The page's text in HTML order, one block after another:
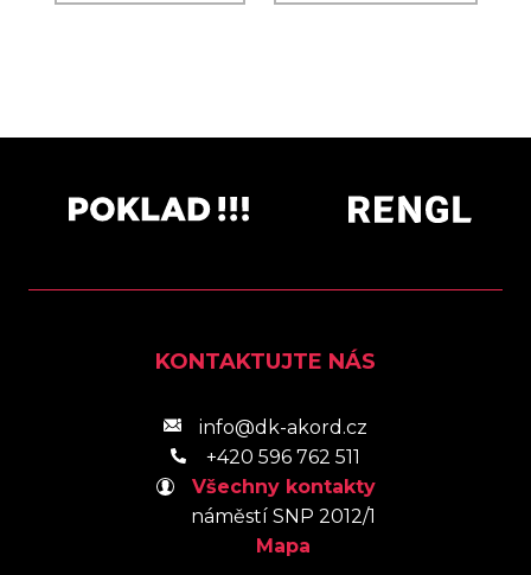
KONTAKTUJTE NÁS
info@dk-akord.cz
+420 596 762 511
Všechny kontakty
náměstí SNP 2012/1
Mapa